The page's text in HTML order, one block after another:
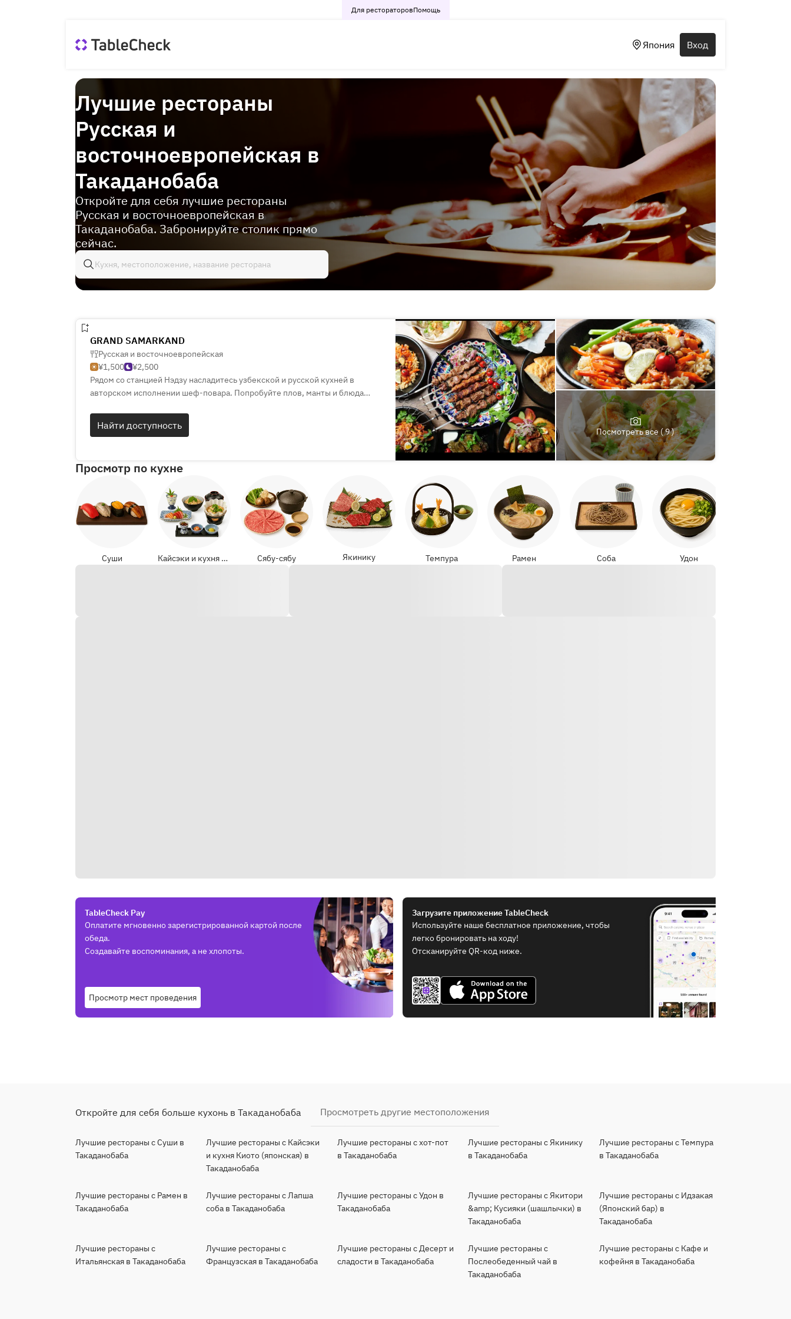
Для рестораторовПомощь
Япония Вход
Лучшие рестораны
Русская и
восточноевропейская в
Такаданобаба
Откройте для себя лучшие рестораны
Русская и восточноевропейская в
Такаданобаба. Забронируйте столик прямо
сейчас.
GRAND SAMARKAND
Русская и восточноевропейская
¥1,500
¥2,500
Рядом со станцией Нэдзу насладитесь узбекской и русской кухней в
авторском исполнении шеф-повара. Попробуйте плов, манты и блюда
попробуйте домашние десерты!
Найти доступность
Посмотреть все ( 9 )
Просмотр по кухне
Суши Кайсэки и кухня Киото (японская) Сябу-сябу Якинику Темпура Рамен Соба Удон
TableCheck Pay
Оплатите мгновенно зарегистрированной картой после
обеда.
Создавайте воспоминания, а не хлопоты.
Просмотр мест проведения
Загрузите приложение TableCheck
Используйте наше бесплатное приложение, чтобы
легко бронировать на ходу!
Отсканируйте QR-код ниже.
Откройте для себя больше кухонь в Такаданобаба Просмотреть другие местоположения
Лучшие рестораны с Суши в
Такаданобаба
Лучшие рестораны с Кайсэки
и кухня Киото (японская) в
Такаданобаба
Лучшие рестораны с хот-пот
в Такаданобаба
Лучшие рестораны с Якинику
в Такаданобаба
Лучшие рестораны с Темпура
в Такаданобаба
Лучшие рестораны с Рамен в
Такаданобаба
Лучшие рестораны с Лапша
соба в Такаданобаба
Лучшие рестораны с Удон в
Такаданобаба
Лучшие рестораны с Якитори
&amp; Кусияки (шашлычки) в
Такаданобаба
Лучшие рестораны с Идзакая
(Японский бар) в
Такаданобаба
Лучшие рестораны с
Итальянская в Такаданобаба
Лучшие рестораны с
Французская в Такаданобаба
Лучшие рестораны с Десерт и
сладости в Такаданобаба
Лучшие рестораны с
Послеобеденный чай в
Такаданобаба
Лучшие рестораны с Кафе и
кофейня в Такаданобаба